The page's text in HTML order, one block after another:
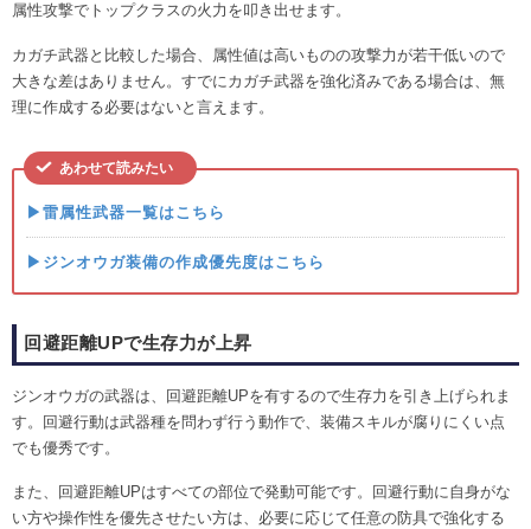
属性攻撃でトップクラスの火力を叩き出せます。
カガチ武器と比較した場合、属性値は高いものの攻撃力が若干低いので
大きな差はありません。すでにカガチ武器を強化済みである場合は、無
理に作成する必要はないと言えます。
あわせて読みたい
▶雷属性武器一覧はこちら
▶ジンオウガ装備の作成優先度はこちら
回避距離UPで生存力が上昇
ジンオウガの武器は、回避距離UPを有するので生存力を引き上げられま
す。回避行動は武器種を問わず行う動作で、装備スキルが腐りにくい点
でも優秀です。
また、回避距離UPはすべての部位で発動可能です。回避行動に自身がな
い方や操作性を優先させたい方は、必要に応じて任意の防具で強化する